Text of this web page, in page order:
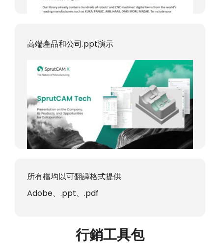
行銷工具包
高端產品和公司.ppt演示
所有檔均以可翻譯格式提供
Adobe、.ppt、.pdf